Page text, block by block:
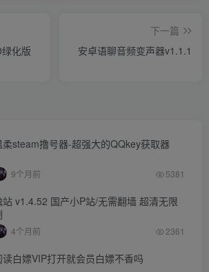
化版
下一篇
安卓语聊音频变声器v1.1.1
柔steam撸号器-超强大的QQkey获取器
9个月前 5381
站 v1.4.52 国产小P站/无需翻墙 超清无限
4个月前 2361
读白嫖VIP打开就会员白嫖不香吗